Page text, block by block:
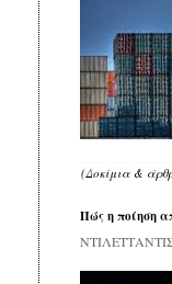
(Δοκίμια &
Πώς η ποίηση